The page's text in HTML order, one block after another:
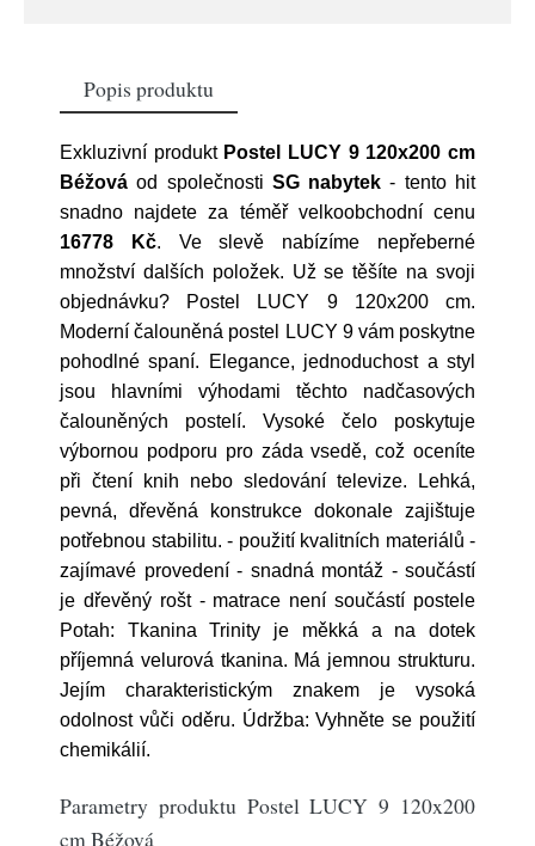
Popis produktu
Exkluzivní produkt Postel LUCY 9 120x200 cm
Béžová od společnosti SG nabytek - tento hit
snadno najdete za téměř velkoobchodní cenu
16778 Kč. Ve slevě nabízíme nepřeberné
množství dalších položek. Už se těšíte na svoji
objednávku? Postel LUCY 9 120x200 cm.
Moderní čalouněná postel LUCY 9 vám poskytne
pohodlné spaní. Elegance, jednoduchost a styl
jsou hlavními výhodami těchto nadčasových
čalouněných postelí. Vysoké čelo poskytuje
výbornou podporu pro záda vsedě, což oceníte
při čtení knih nebo sledování televize. Lehká,
pevná, dřevěná konstrukce dokonale zajištuje
potřebnou stabilitu. - použití kvalitních materiálů -
zajímavé provedení - snadná montáž - součástí
je dřevěný rošt - matrace není součástí postele
Potah: Tkanina Trinity je měkká a na dotek
příjemná velurová tkanina. Má jemnou strukturu.
Jejím charakteristickým znakem je vysoká
odolnost vůči oděru. Údržba: Vyhněte se použití
chemikálií.
Parametry produktu Postel LUCY 9 120x200
cm Béžová